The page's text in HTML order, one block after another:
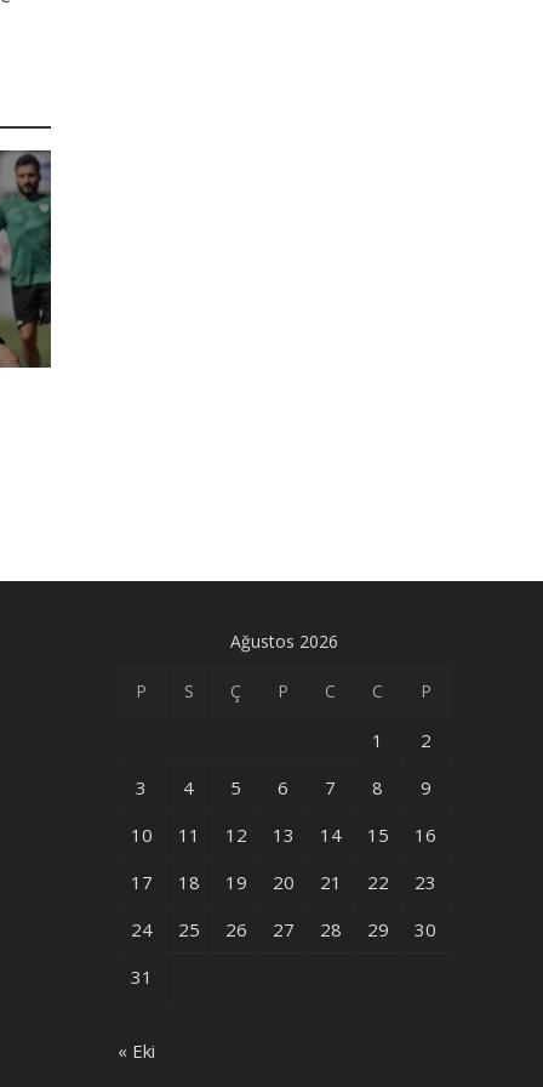
Ağustos 2026
P S Ç P C C P
1
2
3
4 5 6 7 8
9
10
11 12 13 14 15
16
17
18 19 20 21 22
23
24
25 26 27 28 29
30
31
« Eki